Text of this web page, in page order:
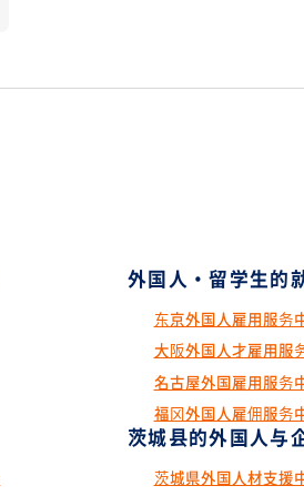
外国人・留学生的
东京外国人雇用服务
大阪外国人才雇用服
名古屋外国雇用服务
福冈外国人雇佣服务
茨城县的外国人与
茨城県外国人材支援